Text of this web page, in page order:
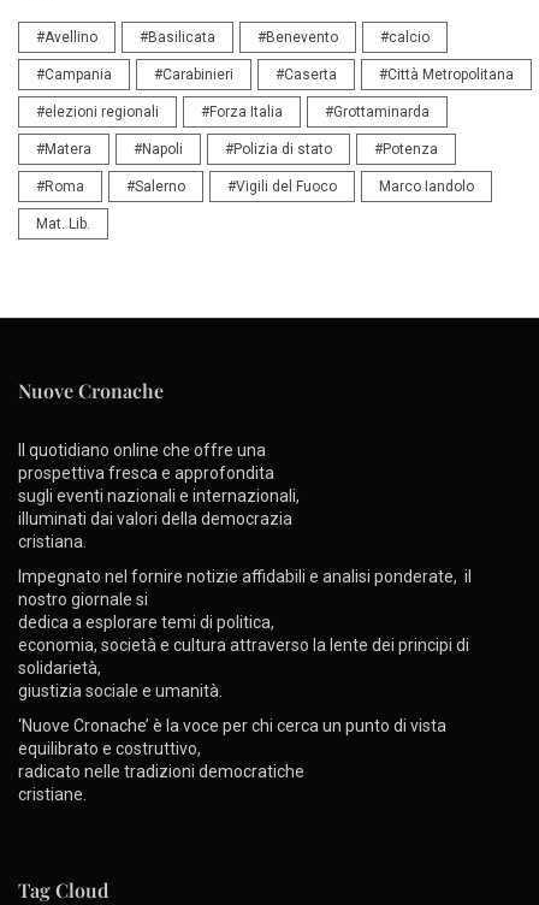
#Avellino #Basilicata #Benevento #calcio
#Campania #Carabinieri #Caserta #Città Metropolitana
#elezioni regionali #Forza Italia #Grottaminarda
#Matera #Napoli #Polizia di stato #Potenza
#Roma #Salerno #Vigili del Fuoco Marco Iandolo
Mat. Lib.
Nuove Cronache
Il quotidiano online che offre una
prospettiva fresca e approfondita
sugli eventi nazionali e internazionali,
illuminati dai valori della democrazia
cristiana.
Impegnato nel fornire notizie affidabili e analisi ponderate, il
nostro giornale si
dedica a esplorare temi di politica,
economia, società e cultura attraverso la lente dei principi di
solidarietà,
giustizia sociale e umanità.
‘Nuove Cronache’ è la voce per chi cerca un punto di vista
equilibrato e costruttivo,
radicato nelle tradizioni democratiche
cristiane.
Tag Cloud